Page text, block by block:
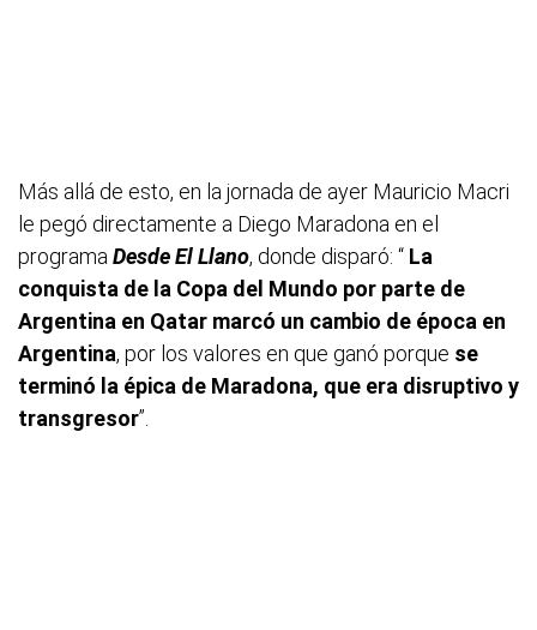
Más allá de esto, en la jornada de ayer Mauricio Macri
le pegó directamente a Diego Maradona en el
programa Desde El Llano, donde disparó: “ La
conquista de la Copa del Mundo por parte de
Argentina en Qatar marcó un cambio de época en
Argentina, por los valores en que ganó porque se
terminó la épica de Maradona, que era disruptivo y
transgresor”.